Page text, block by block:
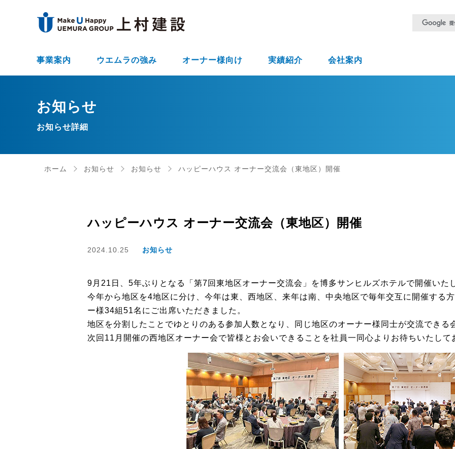
事業案内 ウエムラの強み オーナー様向け 実績紹介 会社案内
お知らせ
お知らせ詳細
ホーム お知らせ お知らせ ハッピーハウス オーナー交流会（東地区）開催
ハッピーハウス オーナー交流会（東地区）開催
2024.10.25 お知らせ
9月21日、5年ぶりとなる「第7回東地区オーナー交流会」を博多サンヒルズホテルで開催いた
今年から地区を4地区に分け、今年は東、西地区、来年は南、中央地区で毎年交互に開催する
ー様34組51名にご出席いただきました。
地区を分割したことでゆとりのある参加人数となり、同じ地区のオーナー様同士が交流できる
次回11月開催の西地区オーナー会で皆様とお会いできることを社員一同心よりお待ちいたして